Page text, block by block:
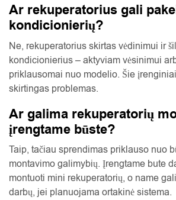
Ar rekuperatorius gali
kondicionierių?
Ne, rekuperatorius skirtas vėdinimui ir
kondicionierius – aktyviam vėsinimui
priklausomai nuo modelio. Šie
skirtingas problemas.
Ar galima rekuperatorių
įrengtame būste?
Taip, tačiau sprendimas priklauso nuo
montavimo galimybių. Įrengtame bute
montuoti mini rekuperatorių, o name
darbų, jei planuojama ortakinė sistema.